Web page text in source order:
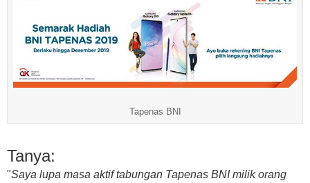
Tapenas BNI
Tanya:
"Saya lupa masa aktif tabungan Tapenas BNI milik orang